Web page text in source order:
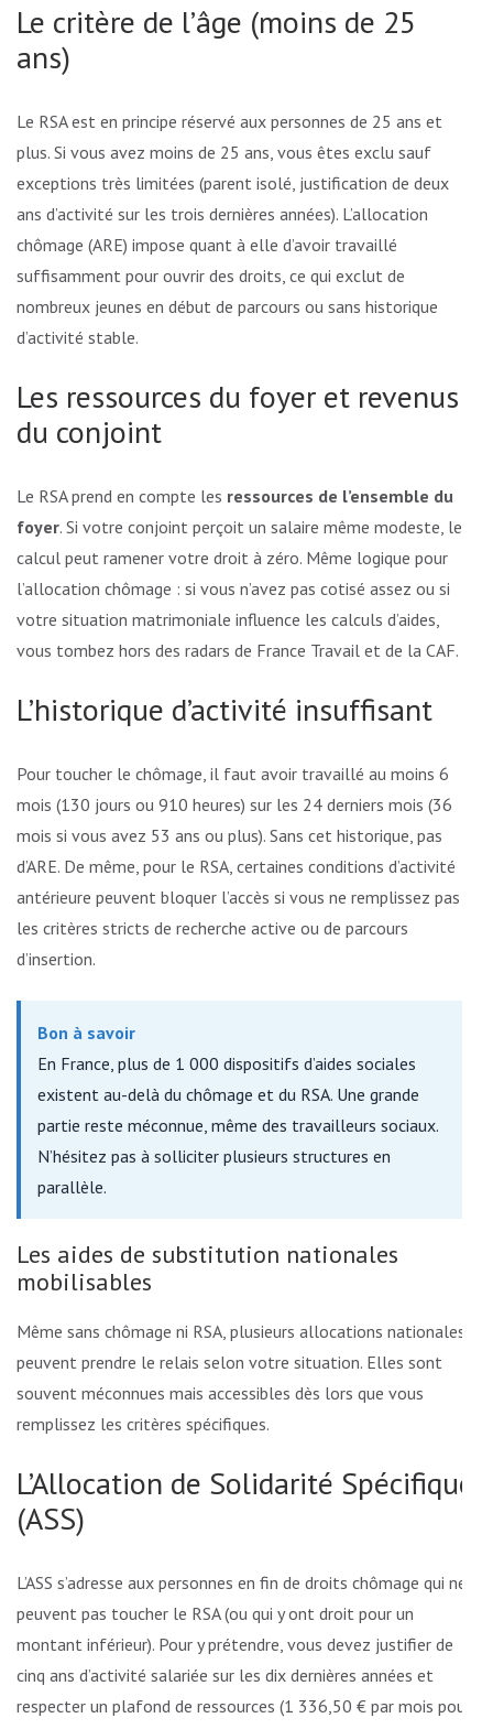
Le critère de l’âge (moins de 25
ans)
Le RSA est en principe réservé aux personnes de 25 ans et
plus. Si vous avez moins de 25 ans, vous êtes exclu sauf
exceptions très limitées (parent isolé, justification de deux
ans d’activité sur les trois dernières années). L’allocation
chômage (ARE) impose quant à elle d’avoir travaillé
suffisamment pour ouvrir des droits, ce qui exclut de
nombreux jeunes en début de parcours ou sans historique
d’activité stable.
Les ressources du foyer et revenus
du conjoint
Le RSA prend en compte les ressources de l’ensemble du
foyer. Si votre conjoint perçoit un salaire même modeste, le
calcul peut ramener votre droit à zéro. Même logique pour
l’allocation chômage : si vous n’avez pas cotisé assez ou si
votre situation matrimoniale influence les calculs d’aides,
vous tombez hors des radars de France Travail et de la CAF.
L’historique d’activité insuffisant
Pour toucher le chômage, il faut avoir travaillé au moins 6
mois (130 jours ou 910 heures) sur les 24 derniers mois (36
mois si vous avez 53 ans ou plus). Sans cet historique, pas
d’ARE. De même, pour le RSA, certaines conditions d’activité
antérieure peuvent bloquer l’accès si vous ne remplissez pas
les critères stricts de recherche active ou de parcours
d’insertion.
Bon à savoir
En France, plus de 1 000 dispositifs d’aides sociales
existent au-delà du chômage et du RSA. Une grande
partie reste méconnue, même des travailleurs sociaux.
N’hésitez pas à solliciter plusieurs structures en
parallèle.
Les aides de substitution nationales
mobilisables
Même sans chômage ni RSA, plusieurs allocations nationales
peuvent prendre le relais selon votre situation. Elles sont
souvent méconnues mais accessibles dès lors que vous
remplissez les critères spécifiques.
L’Allocation de Solidarité Spécifique
(ASS)
L’ASS s’adresse aux personnes en fin de droits chômage qui ne
peuvent pas toucher le RSA (ou qui y ont droit pour un
montant inférieur). Pour y prétendre, vous devez justifier de
cinq ans d’activité salariée sur les dix dernières années et
respecter un plafond de ressources (1 336,50 € par mois pour